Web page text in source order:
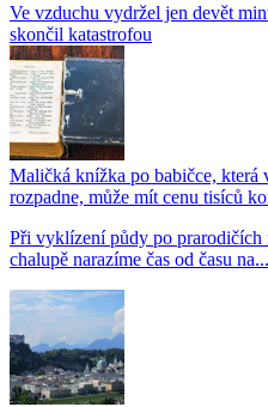
Ve vzduchu vydržel jen devět
skončil katastrofou
Maličká knížka po babičce, která
rozpadne, může mít cenu tisíců
Při vyklízení půdy po prarodičích
chalupě narazíme čas od času na...